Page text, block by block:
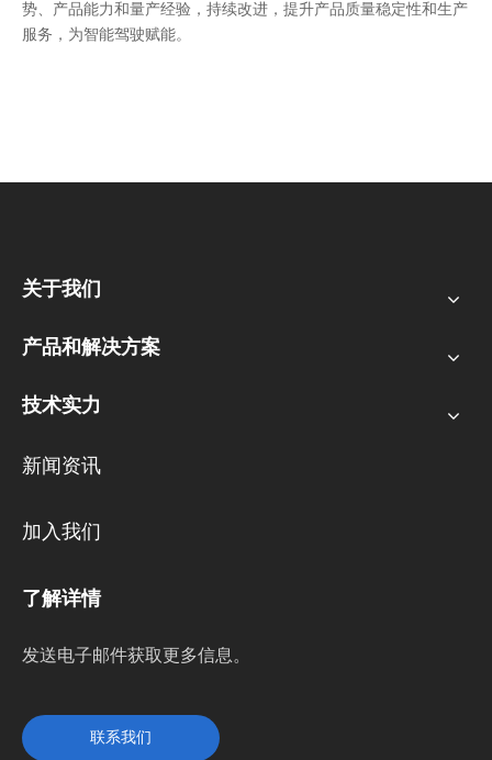
势、产品能力和量产经验，持续改进，提升产品质量稳定性和生产
服务，为智能驾驶赋能。
关于我们
产品和解决方案
技术实力
新闻资讯
加入我们
了解详情
发送电子邮件获取更多信息。
联系我们